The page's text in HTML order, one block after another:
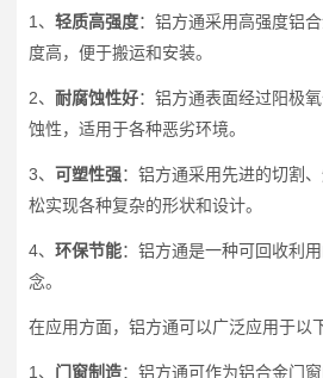
1、 轻质高强度：铝方通采用高强度铝
度高，便于搬运和安装。
2、 耐腐蚀性好：铝方通表面经过阳极
蚀性，适用于各种恶劣环境。
3、 可塑性强：铝方通采用先进的切割
松实现各种复杂的形状和设计。
4、 环保节能：铝方通是一种可回收利
念。
在应用方面，铝方通可以广泛应用于以
1、 门窗制造：铝方通可作为铝合金门